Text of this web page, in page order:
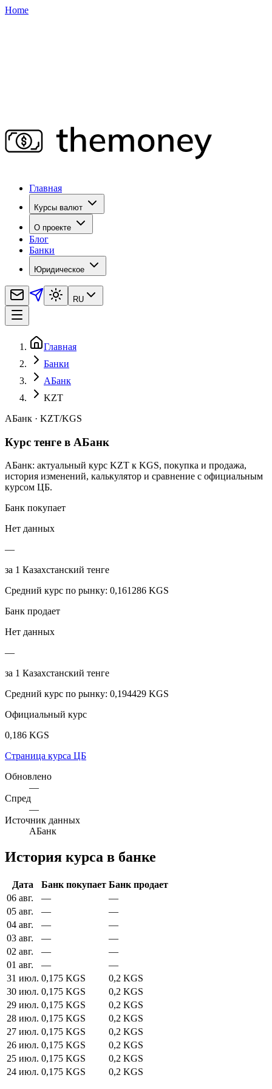
Home
Главная
Курсы валют
О проекте
Блог
Банки
Юридическое
RU
Главная
Банки
АБанк
KZT
АБанк · KZT/KGS
Курс тенге в АБанк
АБанк: актуальный курс KZT к KGS, покупка и продажа,
история изменений, калькулятор и сравнение с официальным
курсом ЦБ.
Банк покупает
Нет данных
—
за 1 Казахстанский тенге
Средний курс по рынку: 0,161286 KGS
Банк продает
Нет данных
—
за 1 Казахстанский тенге
Средний курс по рынку: 0,194429 KGS
Официальный курс
0,186 KGS
Страница курса ЦБ
Обновлено
—
Спред
—
Источник данных
АБанк
История курса в банке
Дата Банк покупает Банк продает
06 авг.
—
—
05 авг.
—
—
04 авг.
—
—
03 авг.
—
—
02 авг.
—
—
01 авг.
—
—
31 июл. 0,175 KGS
0,2 KGS
30 июл. 0,175 KGS
0,2 KGS
29 июл. 0,175 KGS
0,2 KGS
28 июл. 0,175 KGS
0,2 KGS
27 июл. 0,175 KGS
0,2 KGS
26 июл. 0,175 KGS
0,2 KGS
25 июл. 0,175 KGS
0,2 KGS
24 июл. 0,175 KGS 0,2 KGS